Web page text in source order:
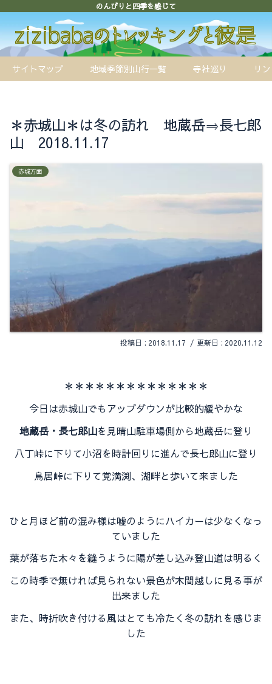
のんびりと四季を感じて
サイトマップ 地域季節別山行一覧 寺社巡り リ
＊赤城山＊は冬の訪れ 地蔵岳⇒長七郎
山 2018.11.17
赤城方面
2018.11.17 2020.11.12
＊＊＊＊＊＊＊ ＊＊＊＊＊＊＊
今日は赤城山でもアップダウンが比較的緩やかな
地蔵岳・長七郎山を見晴山駐車場側から地蔵岳に登り
八丁峠に下りて小沼を時計回りに進んで長七郎山に登り
鳥居峠に下りて覚満渕、湖畔と歩いて来ました
ひと月ほど前の混み様は嘘のようにハイカーは少なくなっ
ていました
葉が落ちた木々を縫うように陽が差し込み登山道は明るく
この時季で無ければ見られない景色が木間越しに見る事が
出来ました
また、時折吹き付ける風はとても冷たく冬の訪れを感じま
した